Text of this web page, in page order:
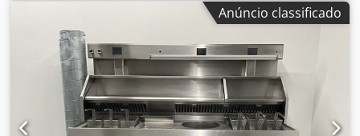
disponíveis -Preço: por unidade -Peso: 2,1 kg/unidade
Anúncio classificado